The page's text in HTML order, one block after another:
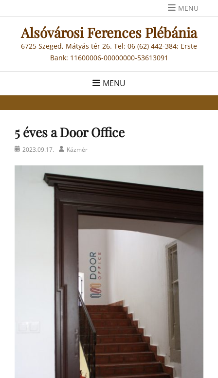
to
content
MENU
Alsóvárosi Ferences Plébánia
6725 Szeged, Mátyás tér 26. Tel: 06 (62) 442-384; Erste
Bank: 11600006-00000000-53613091
MENU
5 éves a Door Office
Posted2023.09.17. AuthorKázmér